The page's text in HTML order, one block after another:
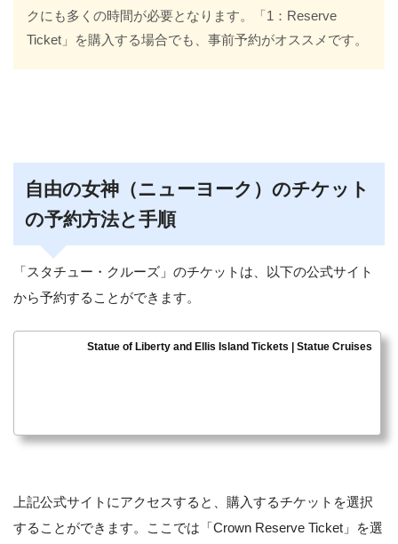
クにも多くの時間が必要となります。「1：Reserve
Ticket」を購入する場合でも、事前予約がオススメです。
自由の女神（ニューヨーク）のチケット
の予約方法と手順
「スタチュー・クルーズ」のチケットは、以下の公式サイト
から予約することができます。
Statue of Liberty and Ellis Island Tickets | Statue Cruises
上記公式サイトにアクセスすると、購入するチケットを選択
することができます。ここでは「Crown Reserve Ticket」を選